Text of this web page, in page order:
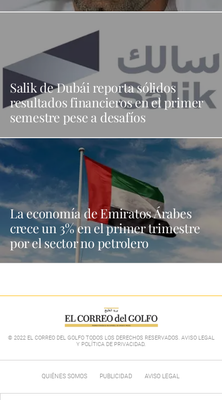
Salik de Dubái reporta sólidos
resultados financieros en el primer
semestre pese a desafíos
La economía de Emiratos Árabes
crece un 3% en el primer trimestre
por el sector no petrolero
© 2022 EL CORREO DEL GOLFO TODOS LOS DERECHOS RESERVADOS. AVISO LEGAL
Y POLÍTICA DE PRIVACIDAD.
QUIÉNES SOMOS PUBLICIDAD AVISO LEGAL